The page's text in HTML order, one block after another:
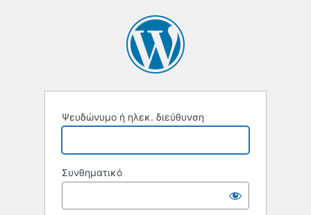
Ψευδώνυμο ή ηλεκ. διεύθυνση
Συνθηματικό